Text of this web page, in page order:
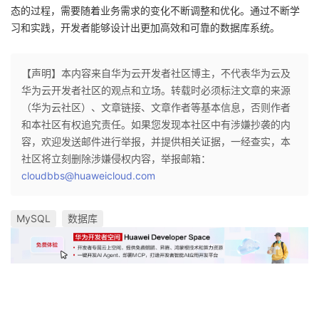
态的过程，需要随着业务需求的变化不断调整和优化。通过不断学
习和实践，开发者能够设计出更加高效和可靠的数据库系统。
【声明】本内容来自华为云开发者社区博主，不代表华为云及
华为云开发者社区的观点和立场。转载时必须标注文章的来源
（华为云社区）、文章链接、文章作者等基本信息，否则作者
和本社区有权追究责任。如果您发现本社区中有涉嫌抄袭的内
容，欢迎发送邮件进行举报，并提供相关证据，一经查实，本
社区将立刻删除涉嫌侵权内容，举报邮箱：
cloudbbs@huaweicloud.com
MySQL 数据库